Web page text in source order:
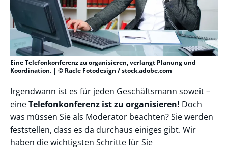
Eine Telefonkonferenz zu organisieren, verlangt Planung und
Koordination. | © Racle Fotodesign / stock.adobe.com
Irgendwann ist es für jeden Geschäftsmann soweit –
eineTelefonkonferenz ist zu organisieren! Doch
was müssen Sie als Moderator beachten? Sie werden
feststellen, dass es da durchaus einiges gibt. Wir
haben die wichtigsten Schritte für Sie